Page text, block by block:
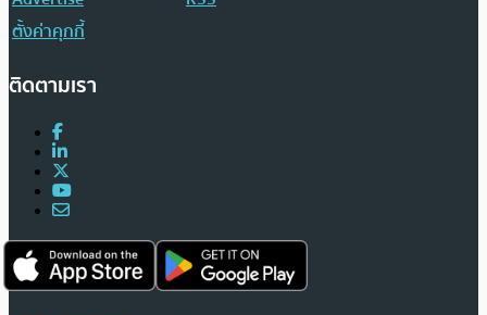
ตั้งค่าคุกกี้
ติดตามเรา